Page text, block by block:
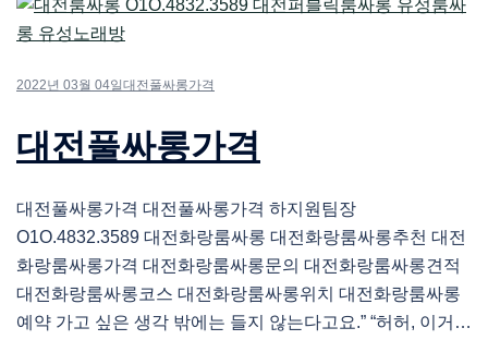
2022년 03월 04일 대전풀싸롱가격
대전풀싸롱가격
대전풀싸롱가격 대전풀싸롱가격 하지원팀장
O1O.4832.3589 대전화랑룸싸롱 대전화랑룸싸롱추천 대전
화랑룸싸롱가격 대전화랑룸싸롱문의 대전화랑룸싸롱견적
대전화랑룸싸롱코스 대전화랑룸싸롱위치 대전화랑룸싸롱
예약 가고 싶은 생각 밖에는 들지 않는다고요.” “허허, 이거…